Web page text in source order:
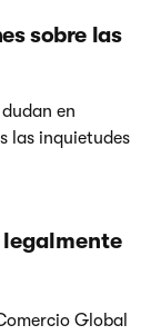
sobre las
en
las inquietudes
Global